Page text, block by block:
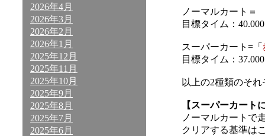
2026年4月
2026年3月
2026年2月
2026年1月
2025年12月
2025年11月
2025年10月
2025年9月
2025年8月
2025年7月
2025年6月
ノーマルカート＝
目標タイム：
スーパーカート=「
目標タイム：
以上の2種類のそ
【スーパーカート
ノーマルカートで
クリアする基準は